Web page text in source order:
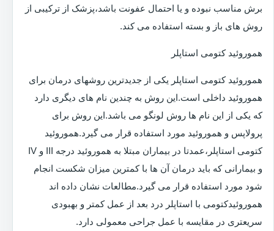
برش مناسب نبوده و یا احتمال عفونت باشد،پزشک از ترکیبی از
روش های باز و بسته استفاده می کند.
هموروئید کتومی استاپلر
هموروئید کتومی استاپلر یکی از جدیدترین روشهای درمان برای
هموروئید داخلی است.این روش به چندین نام های دیگری دارد
که یکی از این نام ها روش لونگو می باشد.این روش برای
پرولاپس و هموروئید مورد استفاده قرار می گیرد.هموروئید
کتومی استاپلر،عمدتا در بیماران مبتلا به هموروئید درجه III و IV
و بیمارانی که باید درمان آن ها با کمترین میزان شکست انجام
شود مورد استفاده قرار می گیرد.مطالعات نشان داده اند
هموروئیدکتومی با استاپلر درد بعد از عمل کمتر و بهبودی
سریعتری در مقایسه با عمل جراحی معمولی دارد.